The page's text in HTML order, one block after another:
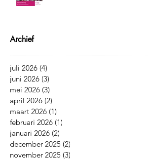
Archief
juli 2026 (4)
juni 2026 (3)
mei 2026 (3)
april 2026 (2)
maart 2026 (1)
februari 2026 (1)
januari 2026 (2)
december 2025 (2)
november 2025 (3)